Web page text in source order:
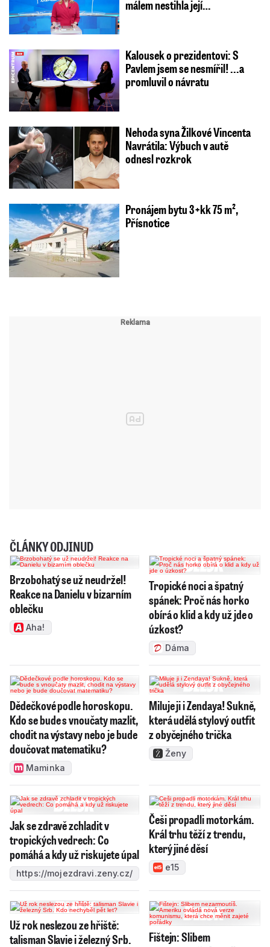
málem nestihla její…
Kalousek o prezidentovi: S
Pavlem jsem se nesmířil! ...a
promluvil o návratu
Nehoda syna Žilkové Vincenta
Navrátila: Výbuch v autě
odnesl rozkrok
Pronájem bytu 3+kk 75 m²,
Přísnotice
ČLÁNKY ODJINUD
Brzobohatý se už neudržel!
Reakce na Danielu v bizarním
oblečku
Aha!
Tropické noci a špatný
spánek: Proč nás horko
obírá o klid a kdy už jde o
úzkost?
Dáma
Dědečkové podle horoskopu.
Kdo se bude s vnoučaty mazlit,
chodit na výstavy nebo je bude
doučovat matematiku?
Maminka
Miluje ji i Zendaya! Sukně,
která udělá stylový outfit
z obyčejného trička
Ženy
Jak se zdravě zchladit v
tropických vedrech: Co
pomáhá a kdy už riskujete úpal
https://mojezdravi.zeny.cz/
Češi propadli motorkám.
Král trhu těží z trendu,
který jiné děsí
e15
Už rok neslezou ze hřiště:
talisman Slavie i železný Srb.
Fištejn: Slibem